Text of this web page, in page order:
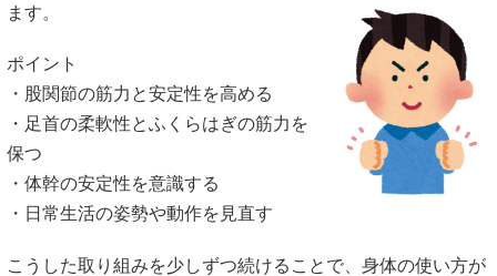
ます。
ポイント
・股関節の筋力と安定性を高める
・足首の柔軟性とふくらはぎの筋力を
保つ
・体幹の安定性を意識する
・日常生活の姿勢や動作を見直す
こうした取り組みを少しずつ続けることで、身体の使い方が